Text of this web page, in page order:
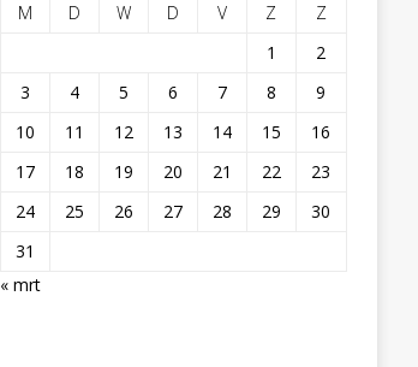
M
D W D V Z
Z
1
2
3
4 5 6 7 8
9
10
11 12 13 14 15
16
17
18 19 20 21 22
23
24
25 26 27 28 29
30
31
« mrt